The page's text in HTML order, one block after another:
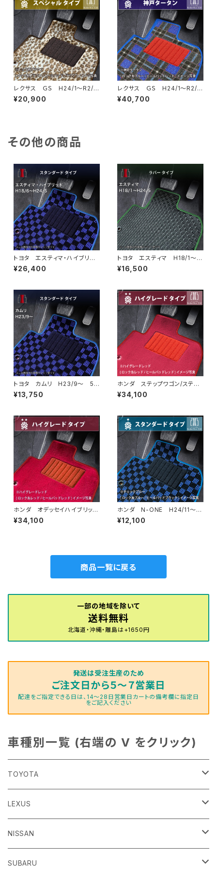
レクサス ＧＳ H24/1〜R2/7
10系 フロアマット一式 カ
ーマット スペシャルタイプ
¥20,900
レクサス ＧＳ H24/1〜R2/7
10系 フロアマット一式 カ
ーマット 神戸タータン 特別
¥40,700
その他の商品
トヨタ エスティマ・ハイブリッ
ド H18/6〜H24/5（前期） 2
0系 フロアマット一式 カーマ
¥26,400
トヨタ エスティマ H18/1〜H
24/5（前期） 50系 フロアマ
ット一式 カーマット 防水 ラ
¥16,500
トヨタ カムリ H23/9〜 5
0/70系 フロアマット一式 カ
ーマット スタンダードタイプ
¥13,750
ホンダ ステップワゴン/ステッ
プワゴンスパーダ R4/5〜 R
P6/7/8 フロアマット一式 カ
¥34,100
ホンダ オデッセイハイブリッ
ド R5/12～ RC5 フロアマ
ット一式 カーマット ハイグレ
¥34,100
ホンダ N-ONE H24/11〜R
2/3 JG1・JG2 フロアマット
一式 カーマット スタンダード
¥12,100
商品一覧に戻る
一部の地域を除いて
送料無料
北海道・沖縄・離島は+1650円
発送は受注生産のため
ご注文日から５～７営業日
配達をご指定できる日は、14～28日営業日カートの備考欄に指定日
をご記入ください
車種別一覧 (右端の V をクリック)
TOYOTA
86
H24/4～R3/8 ZN6
GR86
R3/10～ ZN8
ｂＢ
LEXUS
ＣＴ
H23/1～R4/11
ＥＳ
NISSAN
ＡＤ
SUBARU